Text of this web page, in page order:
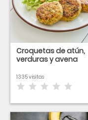
Croquetas de atún,
verduras y avena
1335 visitas